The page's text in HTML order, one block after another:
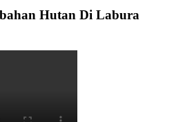
Hutan Di Labura